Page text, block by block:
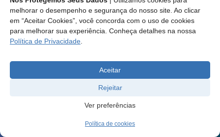
melhorar o desempenho e segurança do nosso site. Ao clicar
em “Aceitar Cookies”, você concorda com o uso de cookies
para melhorar sua experiência. Conheça detalhes na nossa
Política de Privacidade
Aceitar
Rejeitar
Ver preferências
Política de cookies